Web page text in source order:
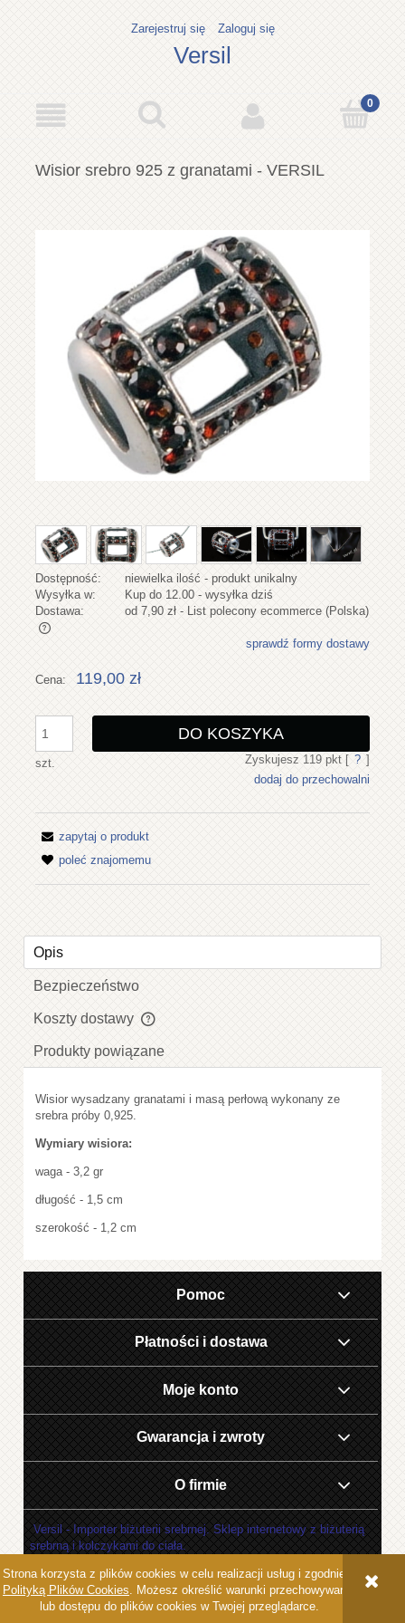
Strona korzysta z plików cookies w celu realizacji usług i zgodnie z
Polityką Plików Cookies. Możesz określić warunki przechowywania
lub dostępu do plików cookies w Twojej przeglądarce.
Zarejestruj się Zaloguj się
Versil
Wisior srebro 925 z granatami - VERSIL
Dostępność:
niewielka ilość - produkt unikalny
Wysyłka w:
Kup do 12.00 - wysyłka dziś
Dostawa:
od 7,90 zł - List polecony ecommerce (Polska)
Cena nie zawiera ewentualnych kosztów płatności
sprawdź formy dostawy
Cena: 119,00 zł
szt.
DO KOSZYKA
Zyskujesz 119pkt [ ? ]
dodaj do przechowalni
zapytaj o produkt
poleć znajomemu
Opis
Bezpieczeństwo
Koszty dostawy
Cena nie zawiera ewentualnych kosztów płatności
Produkty powiązane
Wisior wysadzany granatami i masą perłową wykonany ze
srebra próby 0,925.
Wymiary wisiora:
waga - 3,2 gr
długość - 1,5 cm
szerokość - 1,2 cm
Pomoc
Płatności i dostawa
Moje konto
Gwarancja i zwroty
O firmie
Versil - Importer biżuterii srebrnej. Sklep internetowy z biżuterią
srebrną i kolczykami do ciała.
POKAŻ PEŁNĄ WERSJĘ STRONY
Sklep internetowy Shoper.pl